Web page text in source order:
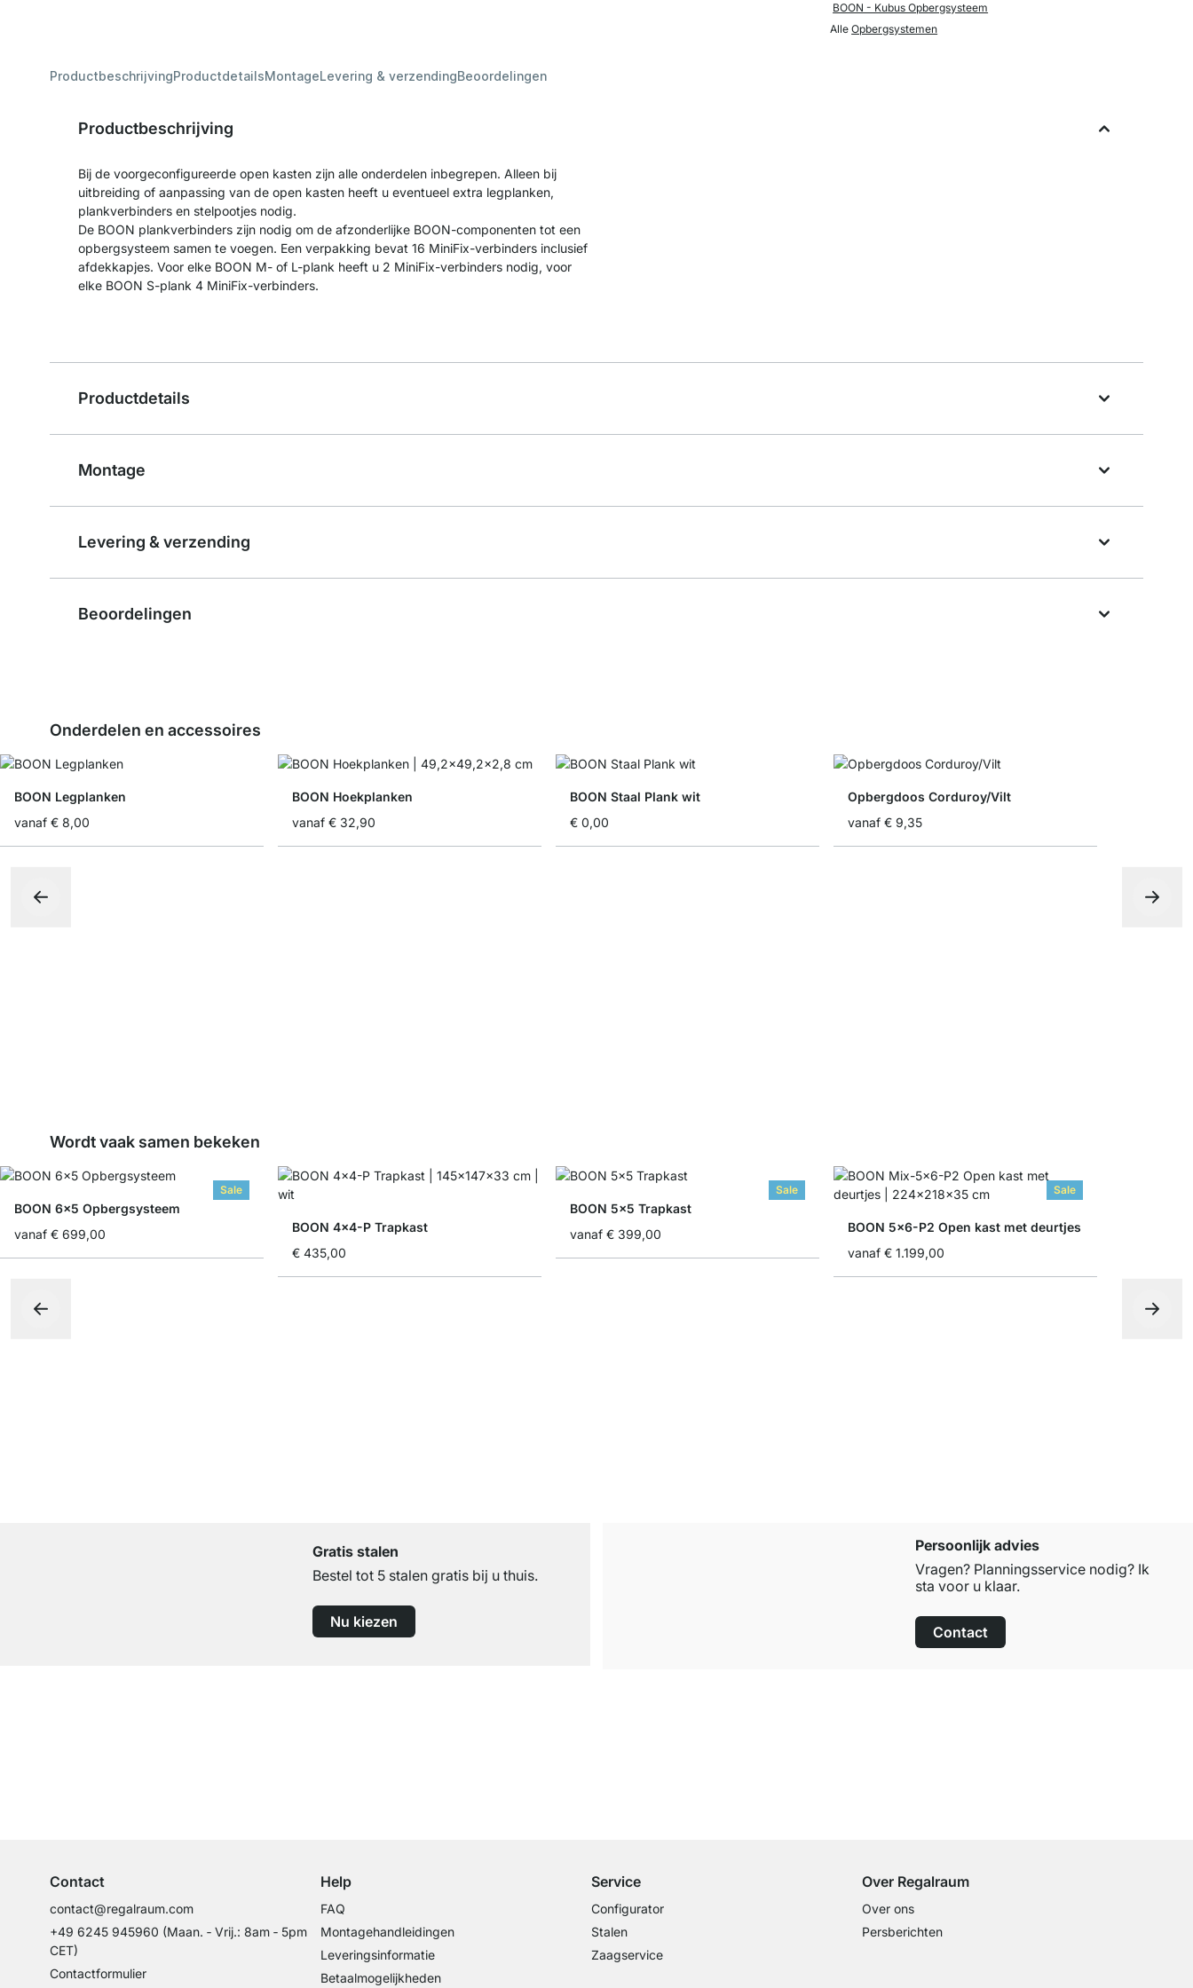
BOON - Kubus Opbergsysteem
AlleOpbergsystemen
ProductbeschrijvingProductdetailsMontageLevering & verzendingBeoordelingen
Productbeschrijving
Bij de voorgeconfigureerde open kasten zijn alle onderdelen inbegrepen. Alleen bij
uitbreiding of aanpassing van de open kasten heeft u eventueel extra legplanken,
plankverbinders en stelpootjes nodig.
De BOON plankverbinders zijn nodig om de afzonderlijke BOON-componenten tot een
opbergsysteem samen te voegen. Een verpakking bevat 16 MiniFix-verbinders inclusief
afdekkapjes. Voor elke BOON M- of L-plank heeft u 2 MiniFix-verbinders nodig, voor
elke BOON S-plank 4 MiniFix-verbinders.
Productdetails
Montage
Levering & verzending
Beoordelingen
Onderdelen en accessoires
BOON Legplanken
vanaf € 8,00
BOON Hoekplanken
vanaf € 32,90
BOON Staal Plank wit
€ 0,00
Opbergdoos Corduroy/Vilt
vanaf € 9,35
Wordt vaak samen bekeken
Sale
BOON 6x5 Opbergsysteem
vanaf € 699,00
BOON 4x4-P Trapkast
€ 435,00
Sale
BOON 5x5 Trapkast
vanaf € 399,00
Sale
BOON 5x6-P2 Open kast met deurtjes
vanaf € 1.199,00
Gratis stalen
Bestel tot 5 stalen gratis bij u thuis.
Nu kiezen
Persoonlijk advies
Vragen? Planningsservice nodig? Ik
sta voor u klaar.
Contact
Contact
contact@regalraum.com
+49 6245 945960 (Maan. ‑ Vrij.: 8am ‑ 5pm
CET)
Contactformulier
Help
FAQ
Montagehandleidingen
Leveringsinformatie
Betaalmogelijkheden
Service
Configurator
Stalen
Zaagservice
Over Regalraum
Over ons
Persberichten